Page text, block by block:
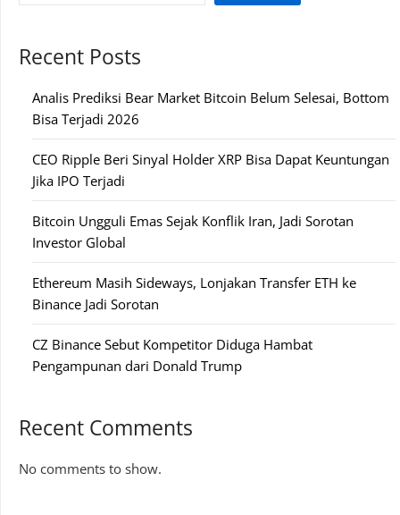
Recent Posts
Analis Prediksi Bear Market Bitcoin Belum Selesai, Bottom
Bisa Terjadi 2026
CEO Ripple Beri Sinyal Holder XRP Bisa Dapat Keuntungan
Jika IPO Terjadi
Bitcoin Ungguli Emas Sejak Konflik Iran, Jadi Sorotan
Investor Global
Ethereum Masih Sideways, Lonjakan Transfer ETH ke
Binance Jadi Sorotan
CZ Binance Sebut Kompetitor Diduga Hambat
Pengampunan dari Donald Trump
Recent Comments
No comments to show.